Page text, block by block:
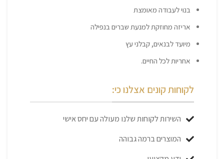
בנוי לעבודה מאומצת
אריזה מחוזקת למנעת שברים בנפילה
מיועד לבנאים, קבלני עץ
אחריות לכל החיים.
לקוחות קונים אצלנו כי:
השירות לקוחות שלנו מעולה עם יחס אישי
המוצרים ברמה גבוהה